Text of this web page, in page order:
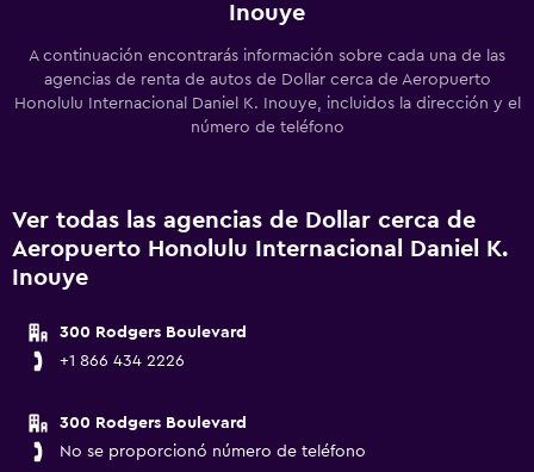
Inouye
A continuación encontrarás información sobre cada una de las
agencias de renta de autos de Dollar cerca de Aeropuerto
Honolulu Internacional Daniel K. Inouye, incluidos la dirección y el
número de teléfono
Ver todas las agencias de Dollar cerca de
Aeropuerto Honolulu Internacional Daniel K.
Inouye
300 Rodgers Boulevard
+1 866 434 2226
300 Rodgers Boulevard
No se proporcionó número de teléfono